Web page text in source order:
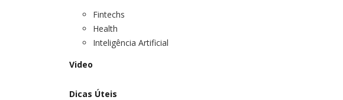
Fintechs
Health
Inteligência Artificial
Video
Dicas Úteis